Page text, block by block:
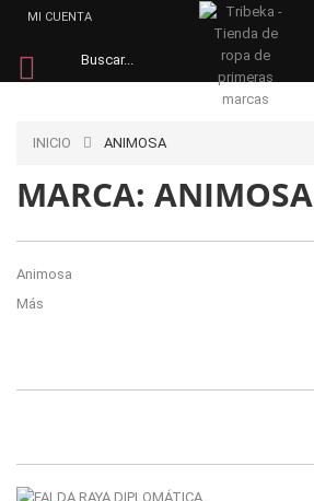
MI CUENTA
INICIO ANIMOSA
MARCA: ANIMOSA
Animosa
Más